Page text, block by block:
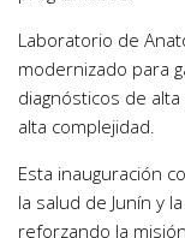
Laboratorio de
modernizado para
diagnósticos de
alta complejidad.
Esta inauguración
la salud de Junín y
reforzando la